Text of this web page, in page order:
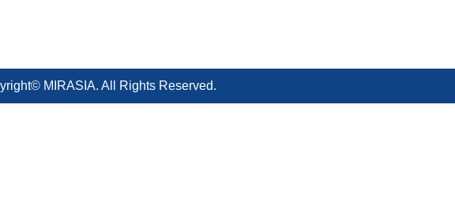
MIRASIA. All Rights Reserved.